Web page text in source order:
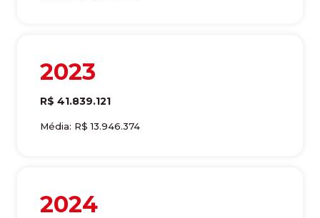
2023
R$ 41.839.121
Média: R$ 13.946.374
2024